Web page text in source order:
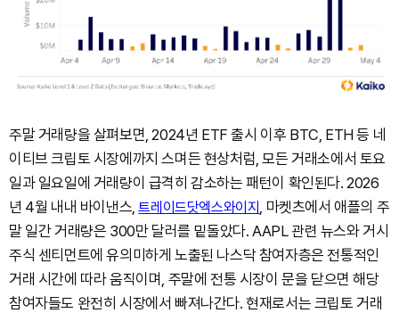
주말 거래량을 살펴보면, 2024년 ETF 출시 이후 BTC, ETH 등 네
이티브 크립토 시장에까지 스며든 현상처럼, 모든 거래소에서 토요
일과 일요일에 거래량이 급격히 감소하는 패턴이 확인된다. 2026
년 4월 내내 바이낸스,트레이드닷엑스와이지 , 마켓츠에서 애플의 주
말 일간 거래량은 300만 달러를 밑돌았다. AAPL 관련 뉴스와 거시
주식 센티먼트에 유의미하게 노출된 나스닥 참여자층은 전통적인
거래 시간에 따라 움직이며, 주말에 전통 시장이 문을 닫으면 해당
참여자들도 완전히 시장에서 빠져나간다. 현재로서는 크립토 거래